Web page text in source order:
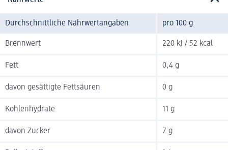
Durchschnittliche Nährwertangaben pro 100 g
Brennwert 220 kJ / 52 kcal
Fett 0,4 g
davon gesättigte Fettsäuren 0 g
Kohlenhydrate 11 g
davon Zucker 7 g